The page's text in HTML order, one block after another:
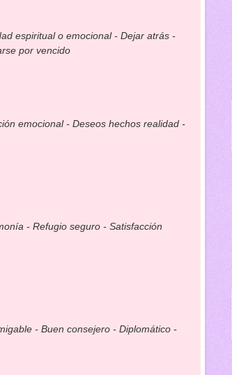
espiritual o emocional - Dejar atrás -
por vencido
emocional - Deseos hechos realidad -
- Refugio seguro - Satisfacción
- Buen consejero - Diplomático -